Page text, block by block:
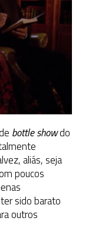
bottle showdo
aliás, seja
poucos
sido barato
outros